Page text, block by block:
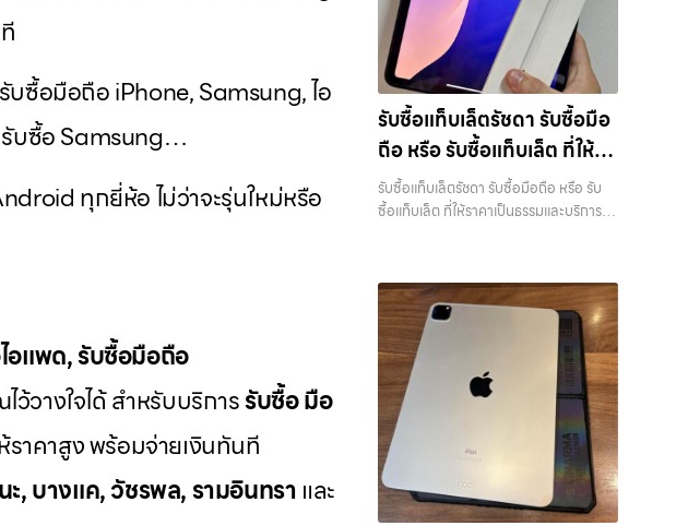
ซื้อมือถือ iPhone, Samsung, ไอ
รับซื้อ Samsung…
ทุกยี่ห้อ ไม่ว่าจะรุ่นใหม่หรือ
อแพด,รับซื้อมือถือ
ว้วางใจได้ สำหรับบริการรับซื้อ มือ
ราคาสูง พร้อมจ่ายเงินทันที
, บางแค, วัชรพล, รามอินทรา และ
อยู่เฉยๆ เว็บไซต์ของเราจึงเกิดขึ้นเพื่อเป็น
ทางเลือกให้คุณสามารถเปลี่ยนอุปกรณ์ที่ไม่
ใช้แล้วให้กลายเป็นเงินสดได้ทันที ด้วย
บริการ รับซื้อไอโฟน, รับซื้อไอแพด, รับซื้อ
มือถือ, รับซื้อโทรศัพท์, รับซื้อโน๊ตบุ๊ค, รับซื้อ
แท็บเล็ต, รับซื้อสินค้าไอทีกรุงเทพมหานคร
อย่างครบวงจร ไม่ว่าคุณจะอยู่โซนเมือง
หรือเขตชานเมือง เรามีทีมงานพร้อมให้
บริการถึงที่ในพื้นที่ “ใกล้ ฉัน” เพื่อความ
มูลค่า คุณอาจต้องการเปลี่ยนรุ่น หรือ
ต้องการเงินด่วน เราจึงมอบบริการประเมิน
สภาพเครื่อง ฟรี ปราบปรามความยุ่งยาก
ทั้งหลาย โดยเน้น โปร่งใส มั่นใจได้ และจ่าย
เงินทันทีเมื่อตกลงซื้อขายสำเร็จ บริการของ
เราครอบคลุมทั้ง iPhone สายใหม่-เก่า,
Samsung ทุกรุ่น, iPad และแท็บเล็ตทุก
แบรนด์ เรารับถึงแม้จะอยู่ในสภาพใช้งาน
แล้ว ตกแต่งแล้ว หรือมีรอยบ้าง เพราะมูลค่า
ของเครื่องไม่ได้ขึ้นอยู่แค่ยี่ห้อ แต่ขึ้นอยู่กับ
รับซื้อแท็บเล็ต บริการครอบคลุมทั่วกรุงเทพ
และพื้นที่ใกล้เคียง รับซื้อ
MacBookบางพลี เรามีบริการ รับซื้อแม
คบุค,รับซื้อโน๊ตบุ๊ค,รับซื้อไอโฟน, รับซื้อไอ
แพด, รับซื้อมือถือ หรือ รับซื้อแท็บเล็ต
บริการครอบคลุมทั่วกรุงเทพ… รับซื้อ
MacBookบางพลี รับซื้อ iPad และ
ได้เงินเร็ว ประสบการณ์เหนือระดับกับ
การ รับซื้อไอโฟน, รับซื้อไอแพด, รับซื้อมือ
ซื้อ มือถือ iPhone, Samsung, iPad,
แท็บเล็ต ทุกยี่ห้อ ให้ราคาสูง พร้อมจ่ายเงิน
ทันที ครอบคลุมพื้นที่ ลาดพร้าว, รัชดา,
บางรัก, แจ้งวัฒนะ, บางแค, วัชรพล,
รามอินทรา และเขตกรุงเทพฯ ใกล้ “ใกล้ ฉัน”
ที่สุด ในยุคที่สมาร์ทโฟน แท็บเล็ต และ
อุปกรณ์ไอทีใหม่ๆ เปลี่ยนรุ่นกันแทบทุกช่วง
เวลา อุปกรณ์ที่คุณใช้แล้วอาจกลายเป็น
ของที่ไม่ได้ใช้งานอยู่เฉยๆ เว็บไซต์ของเราจึง
เกิดขึ้นเพื่อเป็นทางเลือกให้คุณสามารถ
เปลี่ยนอุปกรณ์ที่ไม่ใช้แล้วให้กลายเป็น
รับซื้อแท็บเล็ตรัชดา รับซื้อมือ
ถือ หรือ รับซื้อแท็บเล็ต ที่ให้
ราคาเป็นธรรมและบริการ
รวดเร็ว บริการครอบคลุมทั่ว
รับซื้อแท็บเล็ตรัชดา รับซื้อมือถือ หรือ รับ
ซื้อแท็บเล็ต ที่ให้ราคาเป็นธรรมและบริการ
อุปกรณ์ iPhone, Samsung, iPad,
แท็บเล็ต ทุกยี่ห้อ พร้อมให้บริการในพื้นที่
ลาดพร้าว รัชดา บางรัก แจ้งวัฒนะ บางแค
วัชรพล รามอินทรา รับซื้อแท็บเล็ตรัชดา —
รับซื้อมือถือ หรือ รับซื้อแท็บเล็ต ที่ให้ราคา
เป็นธรรมและบริการรวดเร็ว บริการ
ครอบคลุมทั่วกรุงเทพ และพื้นที่ใกล้เคียง รับ
ซื้อแท็บเล็ตรัชดา รับซื้อมือถือ หรือ รับซื้อ
แท็บเล็ต ที่ให้ราคาเป็นธรรมและบริการ
รวดเร็ว บริการครอบคลุมทั่วกรุงเทพ และ
พื้นที่ใกล้เคียง… รับซื้อแท็บเล็ตรัชดา ขาย